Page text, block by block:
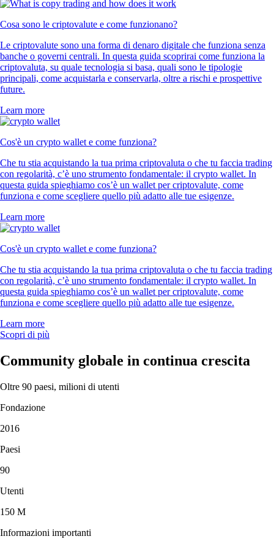
Cosa sono le criptovalute e come funzionano?
Le criptovalute sono una forma di denaro digitale che funziona senza
banche o governi centrali. In questa guida scoprirai come funziona la
criptovaluta, su quale tecnologia si basa, quali sono le tipologie
principali, come acquistarla e conservarla, oltre a rischi e prospettive
future.
Learn more
Cos'è un crypto wallet e come funziona?
Che tu stia acquistando la tua prima criptovaluta o che tu faccia trading
con regolarità, c’è uno strumento fondamentale: il crypto wallet. In
questa guida spieghiamo cos’è un wallet per criptovalute, come
funziona e come scegliere quello più adatto alle tue esigenze.
Learn more
Cos'è un crypto wallet e come funziona?
Che tu stia acquistando la tua prima criptovaluta o che tu faccia trading
con regolarità, c’è uno strumento fondamentale: il crypto wallet. In
questa guida spieghiamo cos’è un wallet per criptovalute, come
funziona e come scegliere quello più adatto alle tue esigenze.
Learn more
Scopri di più
Community globale in continua crescita
Oltre 90 paesi, milioni di utenti
Fondazione
2016
Paesi
90
Utenti
150 M
Informazioni importanti